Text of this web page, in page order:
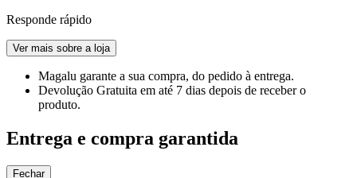
Responde rápido
Ver mais sobre a loja
Magalu garante a sua compra, do pedido à entrega.
Devolução Gratuita em até 7 dias depois de receber o
produto.
Entrega e compra garantida
Fechar